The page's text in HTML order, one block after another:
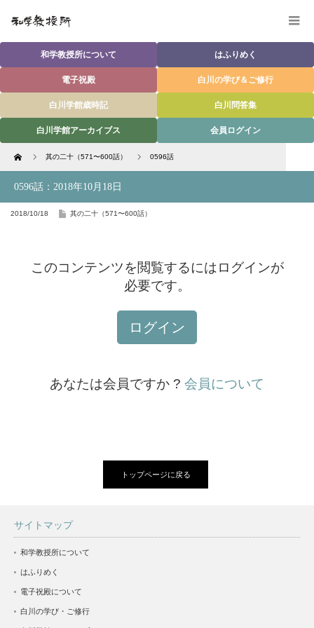
和学教授所について はふりめく
電子祝殿 白川の学び＆ご修行
白川学館歳時記 白川問答集
白川学館アーカイブス 会員ログイン
Home 其の二十（571〜600話） 0596話
0596話：2018年10月18日
2018/10/18 其の二十（571〜600話）
このコンテンツを閲覧するにはログインが
必要です。
ログイン
あなたは会員ですか ? 会員について
トップページに戻る
サイトマップ
和学教授所について
はふりめく
電子祝殿について
白川の学び・ご修行